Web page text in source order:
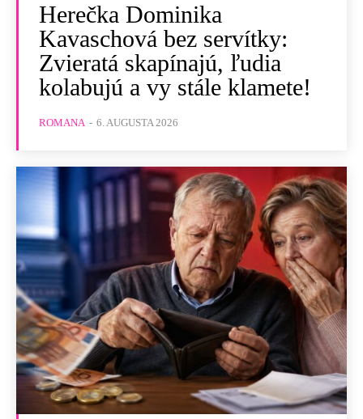
Herečka Dominika
Kavaschová bez servítky:
Zvieratá skapínajú, ľudia
kolabujú a vy stále klamete!
ROMANA - 6. AUGUSTA 2026